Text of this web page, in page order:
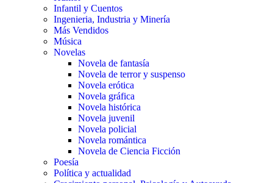
Infantil y Cuentos
Ingenieria, Industria y Minería
Más Vendidos
Música
Novelas
Novela de fantasía
Novela de terror y suspenso
Novela erótica
Novela gráfica
Novela histórica
Novela juvenil
Novela policial
Novela romántica
Novela de Ciencia Ficción
Poesía
Política y actualidad